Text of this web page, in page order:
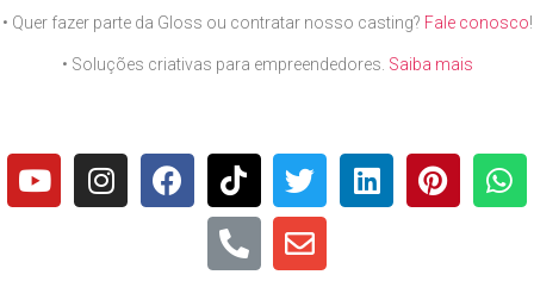
• Quer fazer parte da Gloss ou contratar nosso casting? Fale conosco!
• Soluções criativas para empreendedores. Saiba mais